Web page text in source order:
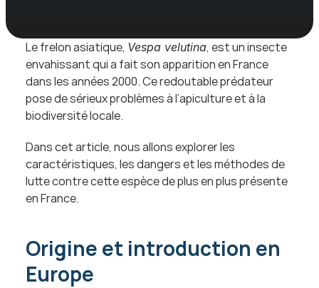
Le frelon asiatique, Vespa velutina, est un insecte
envahissant qui a fait son apparition en France
dans les années 2000. Ce redoutable prédateur
pose de sérieux problèmes à l’apiculture et à la
biodiversité locale.
Dans cet article, nous allons explorer les
caractéristiques, les dangers et les méthodes de
lutte contre cette espèce de plus en plus présente
en France.
Origine et introduction en
Europe